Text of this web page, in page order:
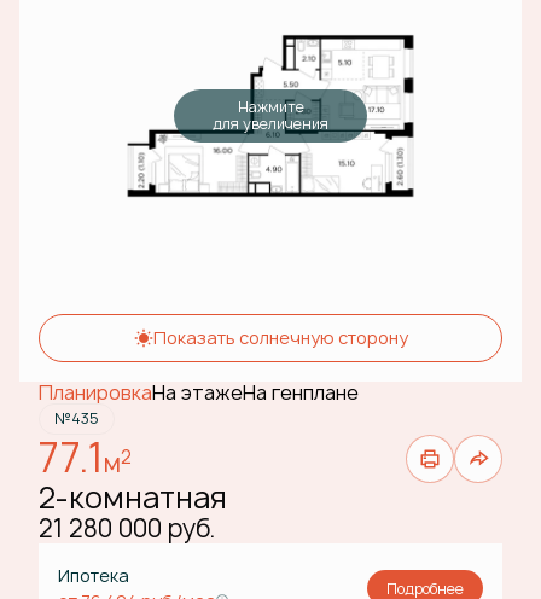
Нажмите
для увеличения
Показать солнечную сторону
ПланировкаНа этажеНа генплане
№435
77.1м2
2-комнатная
21 280 000 руб.
Ипотека
Подробнее